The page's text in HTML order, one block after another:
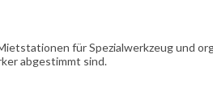
für Spezialwerkzeug und
abgestimmt sind.